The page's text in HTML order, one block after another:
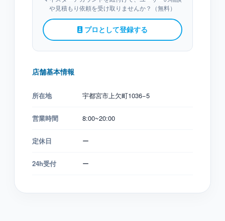
や見積もり依頼を受け取りませんか？（無料）
プロとして登録する
店舗基本情報
所在地 宇都宮市上欠町1036−5
営業時間 8:00~20:00
定休日 ー
24h受付 ー